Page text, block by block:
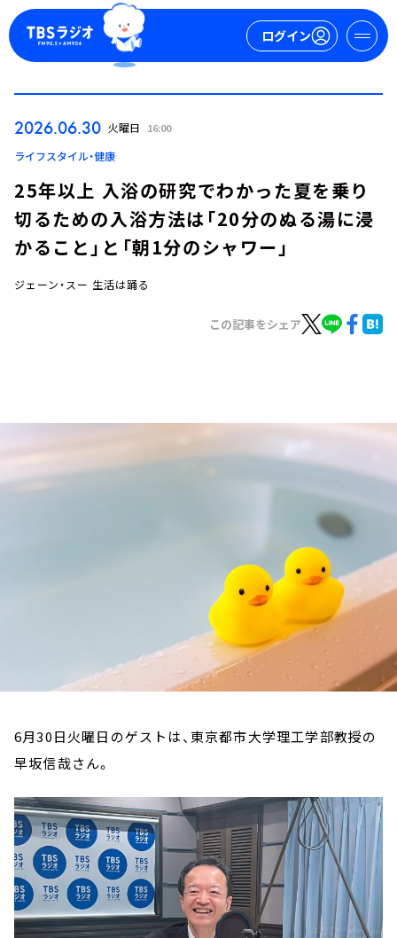
ログイン
ログイン
イベント・グッズ
会社情報
2026.06.30 火曜日 16:00
ライフスタイル・健康
25年以上 入浴の研究でわかった夏を乗り
切るための入浴方法は「20分のぬる湯に浸
かること」と「朝1分のシャワー」
ジェーン・スー 生活は踊る
この記事をシェア
6月30日火曜日のゲストは、東京都市大学理工学部教授の
早坂信哉さん。